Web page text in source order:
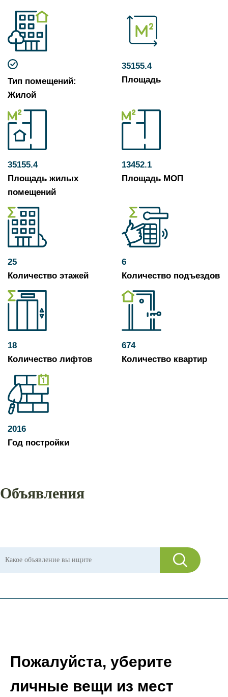
Тип помещений:
Жилой
35155.4
Площадь
35155.4
Площадь жилых
помещений
13452.1
Площадь МОП
25
Количество этажей
6
Количество подъездов
18
Количество лифтов
674
Количество квартир
2016
Год постройки
Объявления
Пожалуйста, уберите
личные вещи из мест